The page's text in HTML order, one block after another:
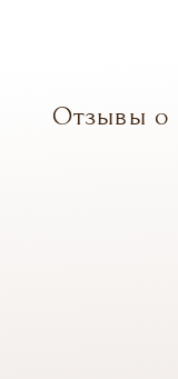
Отзывы о